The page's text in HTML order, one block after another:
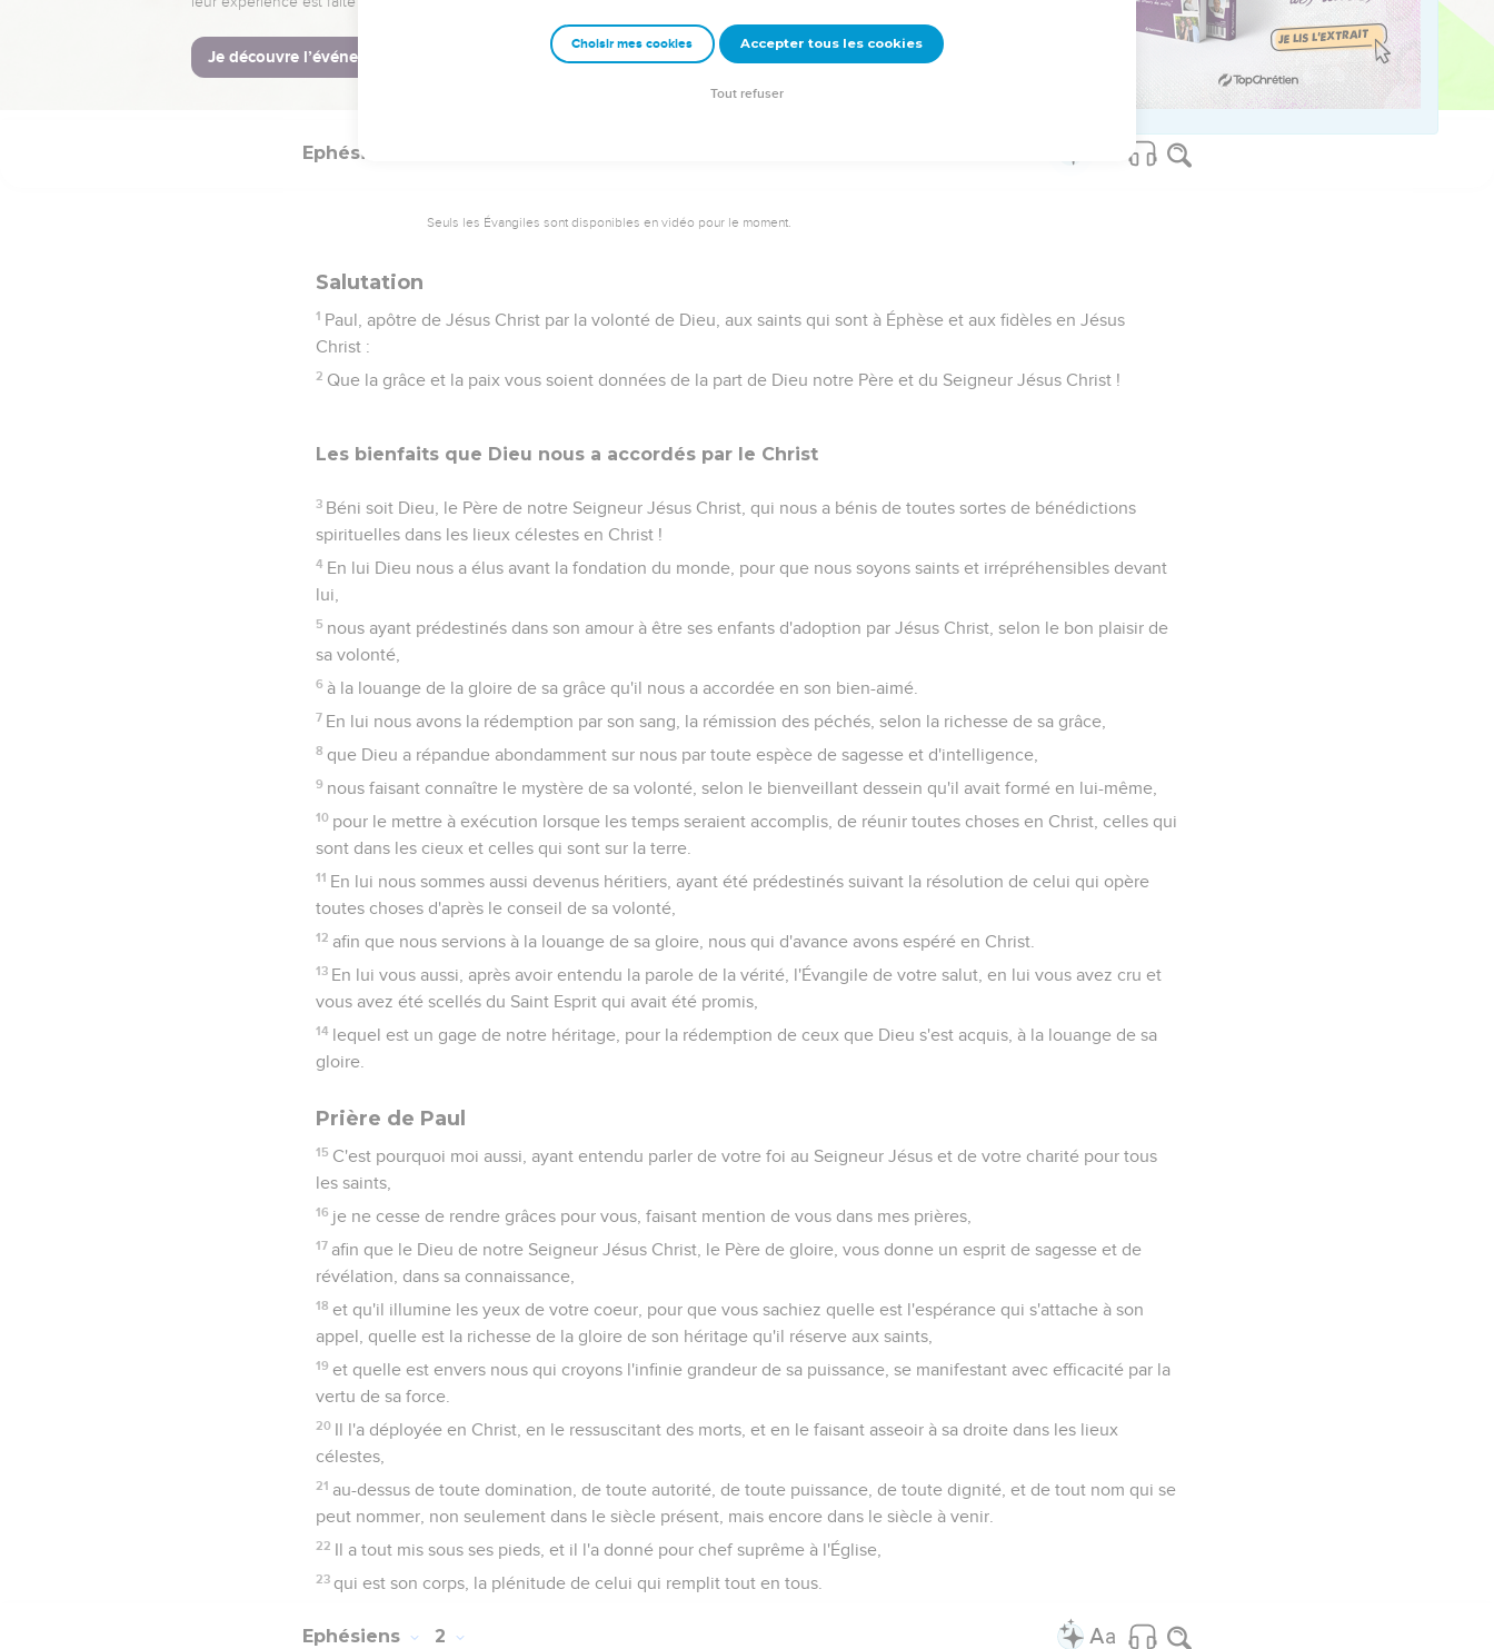
La Bible Du Semeur Copyright © 1992, 1999 by Biblica, Inc.® Used by permission. All rights reserved worldwide.
Ephésiens
Seuls les Évangiles sont disponibles en vidéo pour le moment.
Salutation
1 Paul, apôtre de Jésus Christ par la volonté de Dieu, aux saints qui sont à Éphèse et aux fidèles en Jésus
Christ :
2 Que la grâce et la paix vous soient données de la part de Dieu notre Père et du Seigneur Jésus Christ !
Les bienfaits que Dieu nous a accordés par le Christ
3 Béni soit Dieu, le Père de notre Seigneur Jésus Christ, qui nous a bénis de toutes sortes de bénédictions
spirituelles dans les lieux célestes en Christ !
4 En lui Dieu nous a élus avant la fondation du monde, pour que nous soyons saints et irrépréhensibles devant
lui,
5 nous ayant prédestinés dans son amour à être ses enfants d'adoption par Jésus Christ, selon le bon plaisir de
sa volonté,
6 à la louange de la gloire de sa grâce qu'il nous a accordée en son bien-aimé.
7 En lui nous avons la rédemption par son sang, la rémission des péchés, selon la richesse de sa grâce,
8 que Dieu a répandue abondamment sur nous par toute espèce de sagesse et d'intelligence,
9 nous faisant connaître le mystère de sa volonté, selon le bienveillant dessein qu'il avait formé en lui-même,
10 pour le mettre à exécution lorsque les temps seraient accomplis, de réunir toutes choses en Christ, celles qui
sont dans les cieux et celles qui sont sur la terre.
11 En lui nous sommes aussi devenus héritiers, ayant été prédestinés suivant la résolution de celui qui opère
toutes choses d'après le conseil de sa volonté,
12 afin que nous servions à la louange de sa gloire, nous qui d'avance avons espéré en Christ.
13 En lui vous aussi, après avoir entendu la parole de la vérité, l'Évangile de votre salut, en lui vous avez cru et
vous avez été scellés du Saint Esprit qui avait été promis,
14 lequel est un gage de notre héritage, pour la rédemption de ceux que Dieu s'est acquis, à la louange de sa
gloire.
Prière de Paul
15 C'est pourquoi moi aussi, ayant entendu parler de votre foi au Seigneur Jésus et de votre charité pour tous
les saints,
16 je ne cesse de rendre grâces pour vous, faisant mention de vous dans mes prières,
17 afin que le Dieu de notre Seigneur Jésus Christ, le Père de gloire, vous donne un esprit de sagesse et de
révélation, dans sa connaissance,
18 et qu'il illumine les yeux de votre coeur, pour que vous sachiez quelle est l'espérance qui s'attache à son
appel, quelle est la richesse de la gloire de son héritage qu'il réserve aux saints,
19 et quelle est envers nous qui croyons l'infinie grandeur de sa puissance, se manifestant avec efficacité par la
vertu de sa force.
20 Il l'a déployée en Christ, en le ressuscitant des morts, et en le faisant asseoir à sa droite dans les lieux
célestes,
21 au-dessus de toute domination, de toute autorité, de toute puissance, de toute dignité, et de tout nom qui se
peut nommer, non seulement dans le siècle présent, mais encore dans le siècle à venir.
22 Il a tout mis sous ses pieds, et il l'a donné pour chef suprême à l'Église,
23 qui est son corps, la plénitude de celui qui remplit tout en tous.
Ephésiens 2
Choisir mes cookies Accepter tous les cookies
Tout refuser